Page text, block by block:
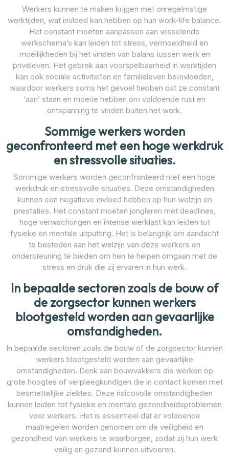
Werkers kunnen te maken krijgen met onregelmatige
werktijden, wat invloed kan hebben op hun work-life balance.
Het constant moeten aanpassen aan wisselende
werkschema’s kan leiden tot stress, vermoeidheid en
moeilijkheden bij het vinden van balans tussen werk en
privéleven. Het gebrek aan voorspelbaarheid in werktijden
kan ook sociale activiteiten en familieleven beïnvloeden,
waardoor werkers soms het gevoel hebben dat ze constant
‘aan’ staan en moeite hebben om voldoende rust en
ontspanning te vinden buiten het werk.
Sommige werkers worden
geconfronteerd met een hoge werkdruk
en stressvolle situaties.
Sommige werkers worden geconfronteerd met een hoge
werkdruk en stressvolle situaties. Deze omstandigheden
kunnen een negatieve invloed hebben op hun welzijn en
prestaties. Het constant moeten jongleren met deadlines,
hoge verwachtingen en intense werklast kan leiden tot
fysieke en mentale uitputting. Het is belangrijk om aandacht
te besteden aan het welzijn van deze werkers en
ondersteuning te bieden om hen te helpen omgaan met de
stress en druk die zij ervaren in hun werk.
In bepaalde sectoren zoals de bouw of
de zorgsector kunnen werkers
blootgesteld worden aan gevaarlijke
omstandigheden.
In bepaalde sectoren zoals de bouw of de zorgsector kunnen
werkers blootgesteld worden aan gevaarlijke
omstandigheden. Denk aan bouwvakkers die werken op
grote hoogtes of verpleegkundigen die in contact komen met
besmettelijke ziektes. Deze risicovolle omstandigheden
kunnen leiden tot fysieke en mentale gezondheidsproblemen
voor werkers. Het is essentieel dat er voldoende
maatregelen worden genomen om de veiligheid en
gezondheid van werkers te waarborgen, zodat zij hun werk
veilig en gezond kunnen uitvoeren.